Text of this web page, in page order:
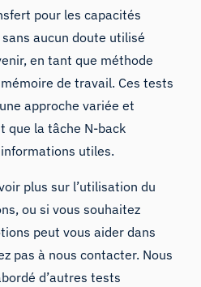
pour les capacités
aucun doute utilisé
en tant que méthode
de travail. Ces tests
approche variée et
que la tâche N-back
utiles.
plus sur l’utilisation du
ou si vous souhaitez
peut vous aider dans
pas à nous contacter. Nous
d’autres tests